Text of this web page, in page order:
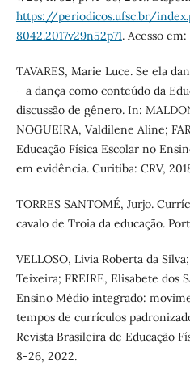
https://periodicos.ufsc.br/
8042.2017v29n52p71. Acesso
TAVARES, Marie Luce. Se ela
– a dança como conteúdo da
discussão de gênero. In:
NOGUEIRA, Valdilene Aline;
Educação Física Escolar no
em evidência. Curitiba: CRV,
TORRES SANTOMÉ, Jurjo.
cavalo de Troia da educação.
VELLOSO, Livia Roberta da
Teixeira; FREIRE, Elisabete dos
Ensino Médio integrado:
tempos de currículos
Revista Brasileira de Educação
8-26, 2022.